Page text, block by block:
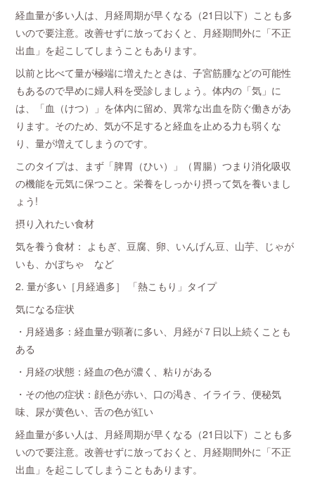
経血量が多い人は、月経周期が早くなる（21日以下）ことも多
いので要注意。改善せずに放っておくと、月経期間外に「不正
出血」を起こしてしまうこともあります。
以前と比べて量が極端に増えたときは、子宮筋腫などの可能性
もあるので早めに婦人科を受診しましょう。体内の「気」に
は、「血（けつ）」を体内に留め、異常な出血を防ぐ働きがあ
ります。そのため、気が不足すると経血を止める力も弱くな
り、量が増えてしまうのです。
このタイプは、まず「脾胃（ひい）」（胃腸）つまり消化吸収
の機能を元気に保つこと。栄養をしっかり摂って気を養いまし
ょう!
摂り入れたい食材
気を養う食材： よもぎ、豆腐、卵、いんげん豆、山芋、じゃが
いも、かぼちゃ など
2. 量が多い［月経過多］ 「熱こもり」タイプ
気になる症状
・月経過多：経血量が顕著に多い、月経が７日以上続くことも
ある
・月経の状態：経血の色が濃く、粘りがある
・その他の症状：顔色が赤い、口の渇き、イライラ、便秘気
味、尿が黄色い、舌の色が紅い
経血量が多い人は、月経周期が早くなる（21日以下）ことも多
いので要注意。改善せずに放っておくと、月経期間外に「不正
出血」を起こしてしまうこともあります。